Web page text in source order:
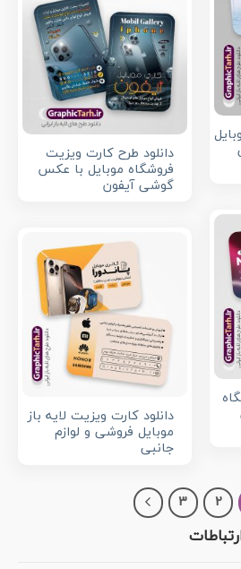
دانلود طرح کارت ویزیت
فروشگاه موبایل با عکس
گوشی آیفون
دانلود کارت ویزیت لایه باز
موبایل فروشی و لوازم
جانبی
2
3